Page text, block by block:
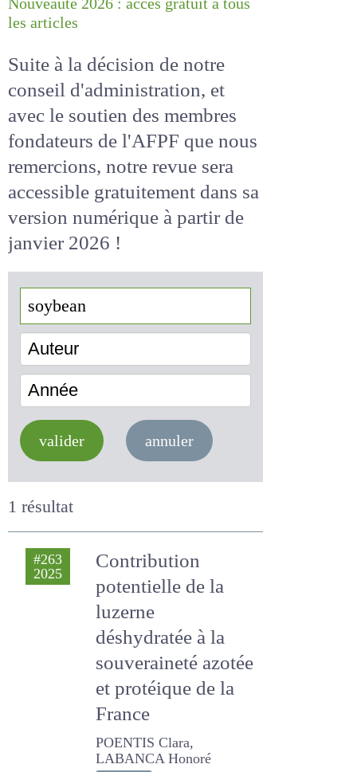
Nouveauté 2026 : accès gratuit à
Suite à la décision de notre
conseil d'administration, et
avec le soutien des membres
fondateurs de l'AFPF que nous
remercions, notre revue sera
accessiblegratuitementdans
sa version numérique
de janvier 2026 !
Auteur
valider annuler
1 résultat
#263
Contribution
potentielle de la
luzerne
déshydratée à la
souveraineté
azotée et protéique
de la France
POENTIS Clara, LABANCA